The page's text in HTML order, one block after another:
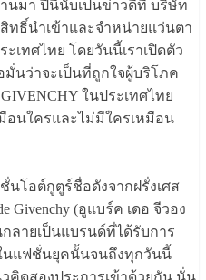
นมา ปีนี้นับเป็นข่าวดีที่ บริษัท
ทธิ์นำเข้าและจำหน่ายแว่นตา
ะเทศไทย โดยวันนี้เราเปิดตัว
มั่นว่าจะเป็นที่ถูกใจผู้บริโภค
ในประเทศไทย
อนใครและไม่มีใครเหมือน
นโอต์กูตูร์ชื่อดังจากฝรั่งเศส
Givenchy (อูแบร์ค เดอ จีวอง
ลายเป็นแบรนด์ที่ได้รับการ
นแฟชั่นยุคนั้นจนถึงทุกวันนี้